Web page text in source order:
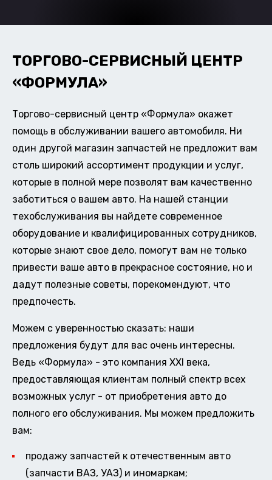
ТОРГОВО-СЕРВИСНЫЙ ЦЕНТР
«ФОРМУЛА»
Торгово-сервисный центр «Формула» окажет
помощь в обслуживании вашего автомобиля. Ни
один другой магазин запчастей не предложит вам
столь широкий ассортимент продукции и услуг,
которые в полной мере позволят вам качественно
заботиться о вашем авто. На нашей станции
техобслуживания вы найдете современное
оборудование и квалифицированных сотрудников,
которые знают свое дело, помогут вам не только
привести ваше авто в прекрасное состояние, но и
дадут полезные советы, порекомендуют, что
предпочесть.
Можем с уверенностью сказать: наши
предложения будут для вас очень интересны.
Ведь «Формула» - это компания XXI века,
предоставляющая клиентам полный спектр всех
возможных услуг - от приобретения авто до
полного его обслуживания. Мы можем предложить
вам:
продажу запчастей к отечественным авто
(запчасти ВАЗ, УАЗ) и иномаркам;